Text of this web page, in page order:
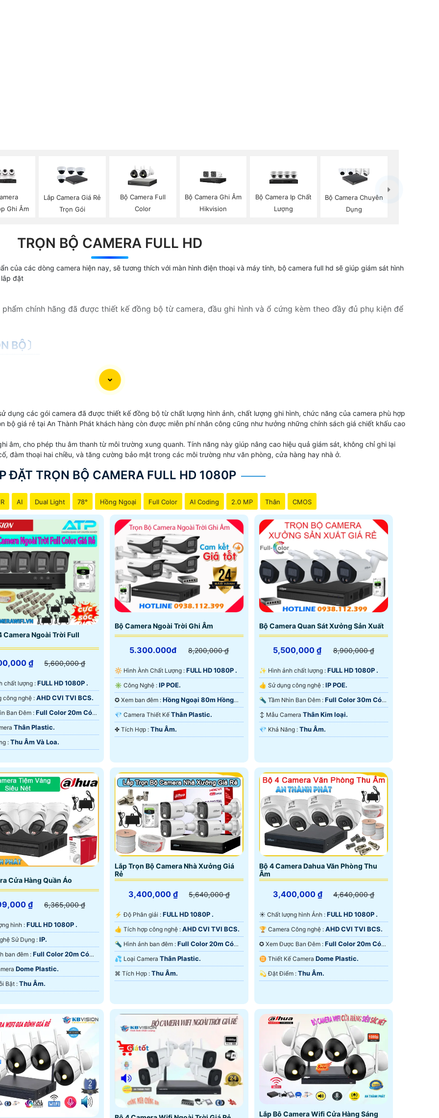
Ghi Âm
Lắp Camera Giá Rẻ
Trọn Gói
Bộ Camera Full
Color
Bộ Camera Ghi Âm
Hikvision
Bộ Camera Ip Chất
Lượng
Bộ Camera Chuyên
Dụng
TRỌN BỘ CAMERA FULL HD
của các dòng camera hiện nay, sẽ tương thích với màn hình điện thoại và máy tính, bộ camera full hd sẽ giúp giám sát hình
đặt
chính hãng đã được thiết kế đồng bộ từ camera, đầu ghi hình và ổ cứng kèm theo đầy đủ phụ kiện để
BỘ〕
và tùy thuộc vào mục đích sử dụng cho văn phòng, hay lắp camera cửa hàng và nhà xưởng có những
lượng cho mỗi yêu cầu cũng khác sau đây là những bộ camera quan sát thiết kế giá rẻ.
390.000 VNĐ FULL HD 1080P Thương hiệu Dahua
430.000 VNĐ1 Camera thu âm Chất Lượng
590.000 VNĐBộ Camera thân có Màu Ban Đêm
430.000 VNĐCamera Xoay 360 và zoom
công nghệ HD analog giá rẻ tiết kiệm giám sát qua điện thoại ổn định giám sát qua diện thoại là chủ
dụng các gói camera đã được thiết kế đồng bộ từ chất lượng hình ảnh, chất lượng ghi hình, chức năng của camera phù hợp
bộ giá rẻ tại An Thành Phát khách hàng còn được miễn phí nhân công cũng như hưởng những chính sách giá chiết khấu cao
âm, cho phép thu âm thanh từ môi trường xung quanh. Tính năng này giúp nâng cao hiệu quả giám sát, không chỉ ghi lại
đàm thoại hai chiều, và tăng cường bảo mật trong các môi trường như văn phòng, cửa hàng hay nhà ở.
ĐẶT TRỌN BỘ CAMERA FULL HD 1080P
AI Dual Light 78° Hồng Ngoại Full Color AI Coding 2.0 MP Thân CMOS
Camera Ngoài Trời Full
₫ 5,600,000 ₫
chất lượng :FULL HD 1080P .
🕉️ Sử dụng công nghệ : AHD CVI TVI BCS.
🌚 Tầm Nhìn Ban Đêm : Full Color 20m Có
Thân Plastic.
️💮 Khả Năng : Thu Âm Và Loa.
Bộ Camera Ngoài Trời Ghi Âm
5.300.000đ 8,200,000 ₫
🔆 Hình Ành Chất Lượng : FULL HD 1080P .
✳️ Công Nghệ : IP POE.
✪ Xem ban đêm : Hồng Ngoại 80m Hồng
Ngoại Smart IR.
💎 Camera Thiết Kế Thân Plastic.
️✤ Tích Hợp : Thu Âm.
Bộ Camera Quan Sát Xưởng Sản Xuất
5,500,000 ₫ 8,900,000 ₫
✨ Hình ảnh chất lượng : FULL HD 1080P .
👍 Sử dụng công nghệ : IP POE.
🔦 Tầm Nhìn Ban Đêm : Full Color 30m Có
Màu Ban Ðêm.
↕️ Mẫu Camera Thân Kim loại.
️💎 Khả Năng : Thu Âm.
Cửa Hàng Quần Áo
₫ 6,365,000 ₫
hình : FULL HD 1080P .
⚙ Công Nghệ Sử Dụng : IP.
🌜 Hình ảnh ban đêm : Full Color 20m Có
Dome Plastic.
️☣️ Điểm Nỗi Bật : Thu Âm.
Lắp Trọn Bộ Camera Nhà Xưởng Giá
Rẻ
3,400,000 ₫ 5,640,000 ₫
️⚡ Độ Phân giải : FULL HD 1080P .
👍 Tích hợp công nghệ : AHD CVI TVI BCS.
🔦 Hình ảnh ban đêm : Full Color 20m Có
Màu Ban Ðêm.
💦 Loại Camera Thân Plastic.
️⌘ Tích Hợp : Thu Âm.
Bộ 4 Camera Dahua Văn Phòng Thu
Âm
3,400,000 ₫ 4,640,000 ₫
☀️ Chất lượng hình Ảnh : FULL HD 1080P .
🏆 Camera Công nghệ : AHD CVI TVI BCS.
✪ Xem Được Ban Đêm : Full Color 20m Có
Màu Ban Ðêm.
♊ Thiết Kế Camera Dome Plastic.
️💫 Đặt Điểm : Thu Âm.
Lắp Bô Camera Wifi Cửa Hàng Sáng